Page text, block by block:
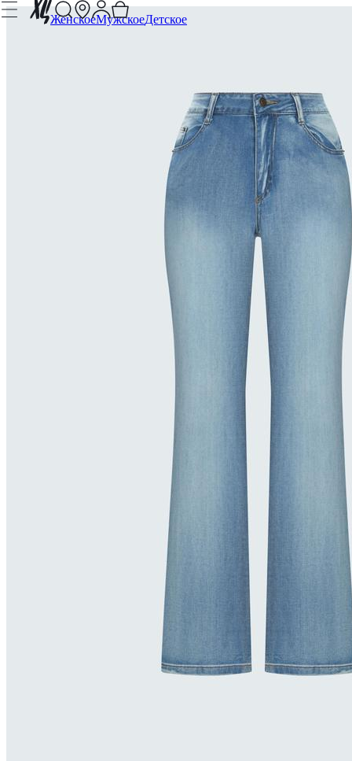
ЖенскоеМужскоеДетское